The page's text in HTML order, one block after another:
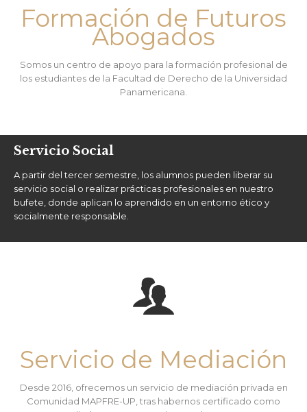
Formación de Futuros
Abogados
Somos un centro de apoyo para la formación profesional de
los estudiantes de la Facultad de Derecho de la Universidad
Panamericana.
Servicio Social
A partir del tercer semestre, los alumnos pueden liberar su
servicio social o realizar prácticas profesionales en nuestro
bufete, donde aplican lo aprendido en un entorno ético y
socialmente responsable.

Servicio de Mediación
Desde 2016, ofrecemos un servicio de mediación privada en
Comunidad MAPFRE-UP, tras habernos certificado como